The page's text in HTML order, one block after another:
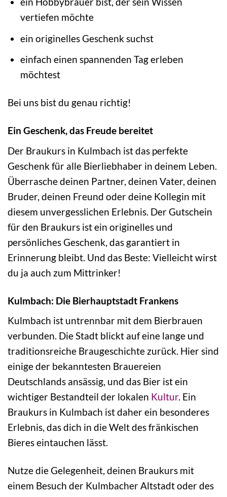
vertiefen möchte
ein originelles Geschenk suchst
einfach einen spannenden Tag erleben
möchtest
Bei uns bist du genau richtig!
Ein Geschenk, das Freude bereitet
Der Braukurs in Kulmbach ist das perfekte
Geschenk für alle Bierliebhaber in deinem Leben.
Überrasche deinen Partner, deinen Vater, deinen
Bruder, deinen Freund oder deine Kollegin mit
diesem unvergesslichen Erlebnis. Der Gutschein
für den Braukurs ist ein originelles und
persönliches Geschenk, das garantiert in
Erinnerung bleibt. Und das Beste: Vielleicht wirst
du ja auch zum Mittrinker!
Kulmbach: Die Bierhauptstadt Frankens
Kulmbach ist untrennbar mit dem Bierbrauen
verbunden. Die Stadt blickt auf eine lange und
traditionsreiche Braugeschichte zurück. Hier sind
einige der bekanntesten Brauereien
Deutschlands ansässig, und das Bier ist ein
wichtiger Bestandteil der lokalen Kultur. Ein
Braukurs in Kulmbach ist daher ein besonderes
Erlebnis, das dich in die Welt des fränkischen
Bieres eintauchen lässt.
Nutze die Gelegenheit, deinen Braukurs mit
einem Besuch der Kulmbacher Altstadt oder des